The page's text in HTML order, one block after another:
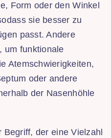
Form oder den Winkel
sie besser zu
passt. Andere
um funktionale
Atemschwierigkeiten,
oder andere
der Nasenhöhle
der eine Vielzahl